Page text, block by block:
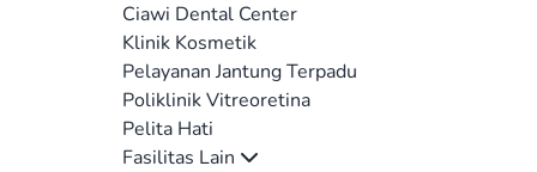
Ciawi Dental Center
Klinik Kosmetik
Pelayanan Jantung Terpadu
Poliklinik Vitreoretina
Pelita Hati
Fasilitas Lain